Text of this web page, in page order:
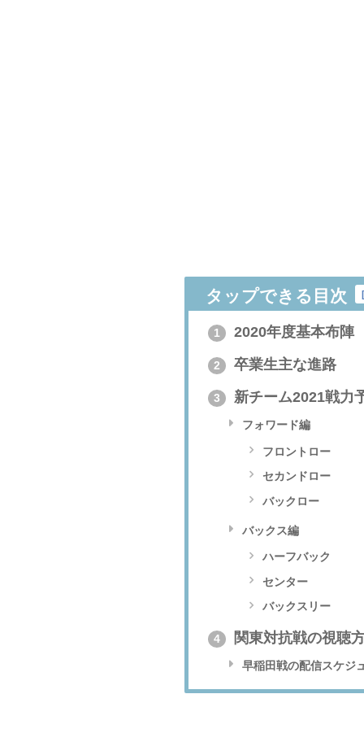
タップできる目次 [
1 2020年度基本布陣
2 卒業生主な進路
3 新チーム2021戦力
フォワード編
フロントロー
セカンドロー
バックロー
バックス編
ハーフバック
センター
バックスリー
4 関東対抗戦の視聴
早稲田戦の配信スケジ